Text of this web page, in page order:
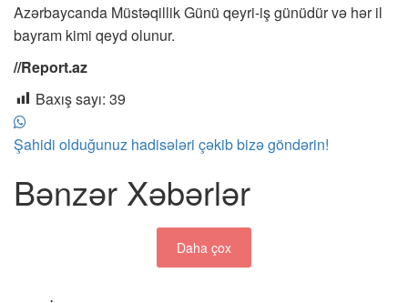
Azərbaycanda Müstəqillik Günü qeyri-iş günüdür və hər il
bayram kimi qeyd olunur.
//Report.az
Baxış sayı: 39
Şahidi olduğunuz hadisələri çəkib bizə göndərin!
Bənzər Xəbərlər
Daha çox